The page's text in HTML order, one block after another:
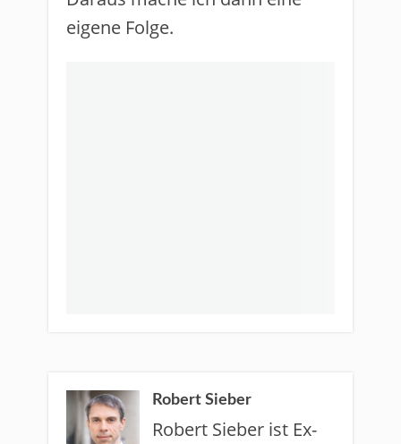
eigene Folge.
Robert Sieber
Robert Sieber ist Ex-